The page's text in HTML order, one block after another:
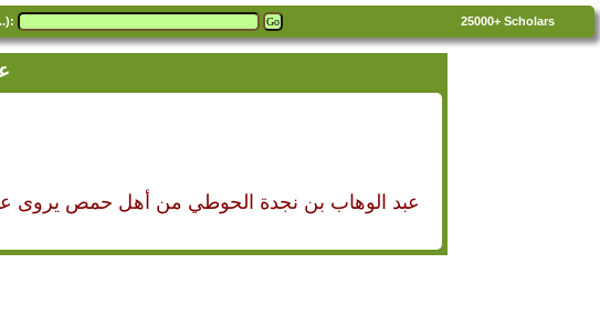
25000+ Scholars
عبد الوهاب بن نجدة الحوطي من أهل حمص يروى